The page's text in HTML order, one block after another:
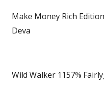
Make Money Rich
Deva
Wild Walker 1157%